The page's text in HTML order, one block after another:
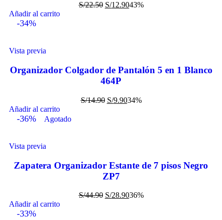
S/22.50 S/12.9043%
Añadir al carrito
-34%
Vista previa
Organizador Colgador de Pantalón 5 en 1 Blanco
464P
S/14.90 S/9.9034%
Añadir al carrito
-36% Agotado
Vista previa
Zapatera Organizador Estante de 7 pisos Negro
ZP7
S/44.90 S/28.9036%
Añadir al carrito
-33%